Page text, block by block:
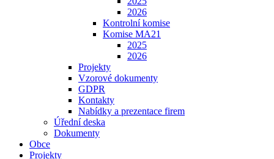
2026
Kontrolní komise
Komise MA21
2025
2026
Projekty
Vzorové dokumenty
GDPR
Kontakty
Nabídky a prezentace firem
Úřední deska
Dokumenty
Obce
Projekty